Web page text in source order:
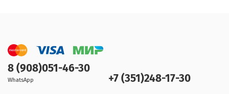
8 (908)051-46-30
WhatsApp +7 (351)248-17-30